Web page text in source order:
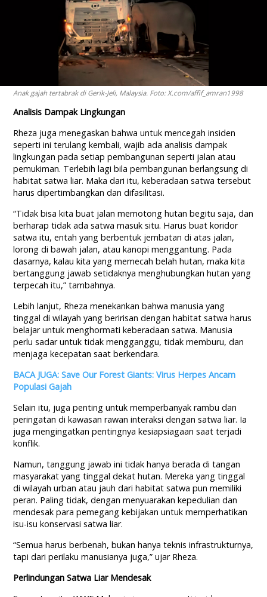
Anak gajah tertabrak di Gerik-Jeli, Malaysia. Foto: X.com/affif_amran1998
Analisis Dampak Lingkungan
Rheza juga menegaskan bahwa untuk mencegah insiden
seperti ini terulang kembali, wajib ada analisis dampak
lingkungan pada setiap pembangunan seperti jalan atau
pemukiman. Terlebih lagi bila pembangunan berlangsung di
habitat satwa liar. Maka dari itu, keberadaan satwa tersebut
harus dipertimbangkan dan difasilitasi.
“Tidak bisa kita buat jalan memotong hutan begitu saja, dan
berharap tidak ada satwa masuk situ. Harus buat koridor
satwa itu, entah yang berbentuk jembatan di atas jalan,
lorong di bawah jalan, atau kanopi menggantung. Pada
dasarnya, kalau kita yang memecah belah hutan, maka kita
bertanggung jawab setidaknya menghubungkan hutan yang
terpecah itu,” tambahnya.
Lebih lanjut, Rheza menekankan bahwa manusia yang
tinggal di wilayah yang beririsan dengan habitat satwa harus
belajar untuk menghormati keberadaan satwa. Manusia
perlu sadar untuk tidak mengganggu, tidak memburu, dan
menjaga kecepatan saat berkendara.
BACA JUGA: Save Our Forest Giants: Virus Herpes Ancam
Populasi Gajah
Selain itu, juga penting untuk memperbanyak rambu dan
peringatan di kawasan rawan interaksi dengan satwa liar. Ia
juga mengingatkan pentingnya kesiapsiagaan saat terjadi
konflik.
Namun, tanggung jawab ini tidak hanya berada di tangan
masyarakat yang tinggal dekat hutan. Mereka yang tinggal
di wilayah urban atau jauh dari habitat satwa pun memiliki
peran. Paling tidak, dengan menyuarakan kepedulian dan
mendesak para pemegang kebijakan untuk memperhatikan
isu-isu konservasi satwa liar.
“Semua harus berbenah, bukan hanya teknis infrastrukturnya,
tapi dari perilaku manusianya juga,” ujar Rheza.
Perlindungan Satwa Liar Mendesak